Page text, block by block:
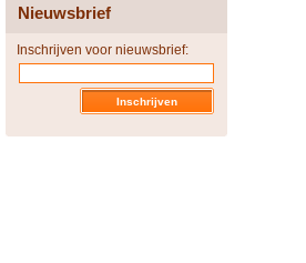
Nieuwsbrief
Inschrijven voor nieuwsbrief: